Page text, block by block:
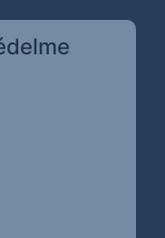
ugrik)
oldalra ugrik)